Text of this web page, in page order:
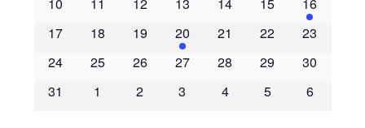
m
é
n
10
11 12 13 14 15
16
17
18 19 20 21 22
23
24
25 26 27 28 29
30
31
1 2 3 4 5 6